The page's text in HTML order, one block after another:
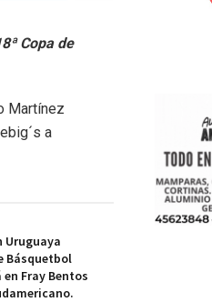
Copa de
Martínez
a
Uruguaya
Básquetbol
Fray Bentos